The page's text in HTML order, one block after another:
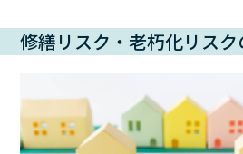
修繕リスク・老朽化リス